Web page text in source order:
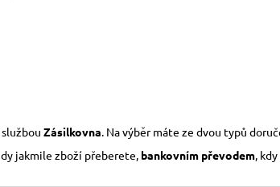
Zásilkovna. Na výběr máte ze dvou typů
jakmile zboží přeberete, bankovním převodem,